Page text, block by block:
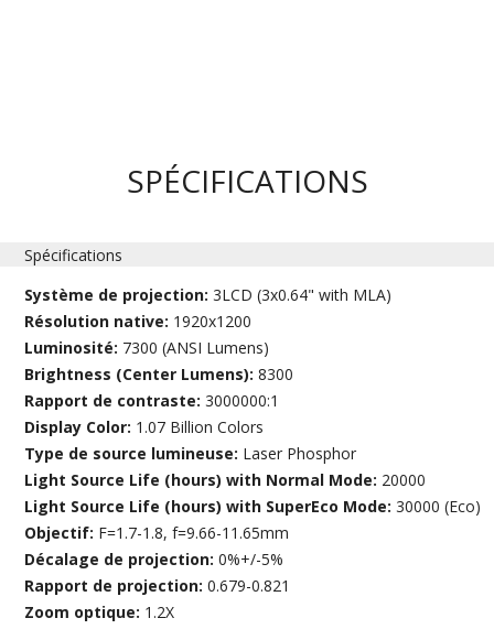
SPÉCIFICATIONS
Spécifications
Système de projection:3LCD (3x0.64" with MLA)
Résolution native: 1920x1200
Luminosité: 7300 (ANSI Lumens)
Brightness (Center Lumens):8300
Rapport de contraste:3000000:1
Display Color: 1.07 Billion Colors
Type de source lumineuse: Laser Phosphor
Light Source Life (hours) with Normal Mode: 20000
Light Source Life (hours) with SuperEco Mode:30000 (Eco)
Objectif: F=1.7-1.8, f=9.66-11.65mm
Décalage de projection:0%+/-5%
Rapport de projection:0.679-0.821
Zoom optique: 1.2X